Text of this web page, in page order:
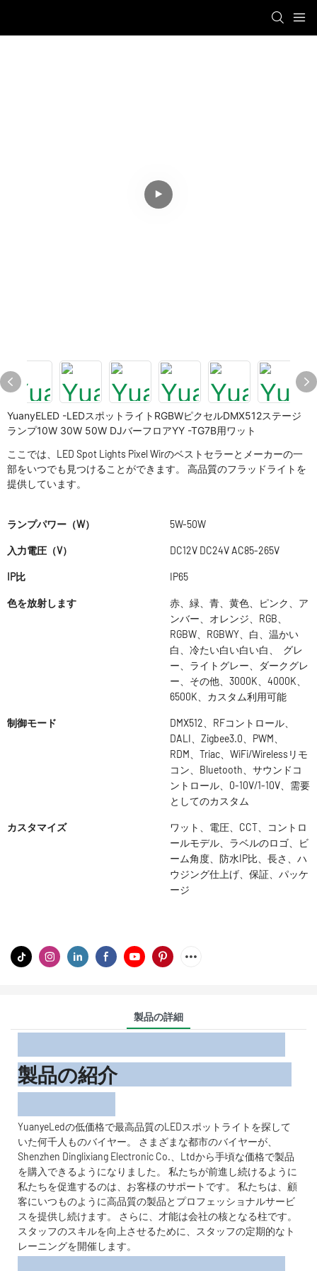
YuanyELED -LEDスポットライトRGBWピクセルDMX512ステージ
ランプ10W 30W 50W DJバーフロアYY -TG7B用ワット
ここでは、LED Spot Lights Pixel Wirのベストセラーとメーカーの一
部をいつでも見つけることができます。 高品質のフラッドライトを
提供しています。
ランプパワー（W） 5W-50W
入力電圧（V） DC12V DC24V AC85-265V
IP比 IP65
色を放射します
赤、緑、青、黄色、ピンク、ア
ンバー、オレンジ、RGB、
RGBW、RGBWY、白、温かい
白、冷たい白い白い白、 グレ
ー、ライトグレー、ダークグレ
ー、その他、3000K、4000K、
6500K、カスタム利用可能
制御モード
DMX512、RFコントロール、
DALI、Zigbee3.0、PWM、
RDM、Triac、WiFi/Wirelessリモ
コン、Bluetooth、サウンドコ
ントロール、0-10V/1-10V、需要
としてのカスタム
カスタマイズ
ワット、電圧、CCT、コントロ
ールモデル、ラベルのロゴ、ビ
ーム角度、防水IP比、長さ、ハ
ウジング仕上げ、保証、パッケ
ージ
製品の詳細
製品の紹介
YuanyeLedの低価格で最高品質のLEDスポットライトを探して
いた何千人ものバイヤー。 さまざまな都市のバイヤーが、
Shenzhen Dinglixiang Electronic Co.、Ltdから手頃な価格で製品
を購入できるようになりました。 私たちが前進し続けるように
私たちを促進するのは、お客様のサポートです。 私たちは、顧
客にいつものように高品質の製品とプロフェッショナルサービ
スを提供し続けます。 さらに、才能は会社の核となる柱です。
スタッフのスキルを向上させるために、スタッフの定期的なト
レーニングを開催します。